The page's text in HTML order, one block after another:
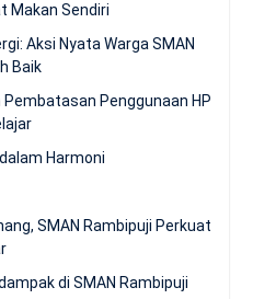
Makan Sendiri
Aksi Nyata Warga SMAN
Baik
Penggunaan HP
Harmoni
SMAN Rambipuji Perkuat
di SMAN Rambipuji